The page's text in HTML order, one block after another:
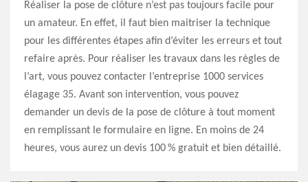
Réaliser la pose de clôture n’est pas toujours facile pour
un amateur. En effet, il faut bien maitriser la technique
pour les différentes étapes afin d’éviter les erreurs et tout
refaire après. Pour réaliser les travaux dans les règles de
l’art, vous pouvez contacter l’entreprise 1000 services
élagage 35. Avant son intervention, vous pouvez
demander un devis de la pose de clôture à tout moment
en remplissant le formulaire en ligne. En moins de 24
heures, vous aurez un devis 100 % gratuit et bien détaillé.